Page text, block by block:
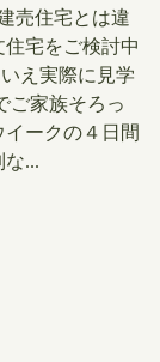
売住宅とは違
宅をご検討中
え実際に見学
ご家族そろっ
ークの４日間
...